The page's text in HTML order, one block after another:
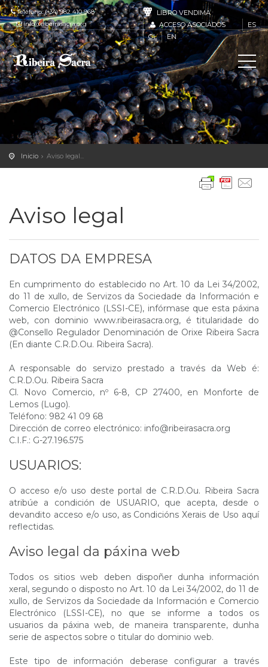
Teléfono: (+34) 982 410 968
info@ribeirasacra.org
LIBRO VENDIMA
ACCESO ASOCIADOS
ES
GL
EN
Inicio Aviso legal...
Aviso legal
DATOS DA EMPRESA
En cumprimento do establecido no Art. 10 da Lei 34/2002,
do 11 de xullo, de Servizos da Sociedade da Información e
Comercio Electrónico (LSSI-CE), infórmase que esta páxina
web, con dominio www.ribeirasacra.org, é titularidade do
@Consello Regulador Denominación de Orixe Ribeira Sacra
(En diante C.R.D.Ou. Ribeira Sacra).
A responsable do servizo prestado a través da Web é:
C.R.D.Ou. Ribeira Sacra
Cl. Novo Comercio, nº 6-8, CP 27400, en Monforte de
Lemos (Lugo).
Teléfono: 982 41 09 68
Dirección de correo electrónico: info@ribeirasacra.org
C.I.F.: G-27.196.575
USUARIOS:
O acceso e/o uso deste portal de C.R.D.Ou. Ribeira Sacra
atribúe a condición de USUARIO, que acepta, desde o
devandito acceso e/o uso, as Condicións Xerais de Uso aquí
reflectidas.
Aviso legal da páxina web
Todos os sitios web deben dispoñer dunha información
xeral, segundo o disposto no Art. 10 da Lei 34/2002, do 11 de
xullo, de Servizos da Sociedade da Información e Comercio
Electrónico (LSSI-CE), no que se informe a todos os
usuarios da páxina web, de maneira transparente, dunha
serie de aspectos sobre o titular do dominio web.
Este tipo de información deberase configurar a través